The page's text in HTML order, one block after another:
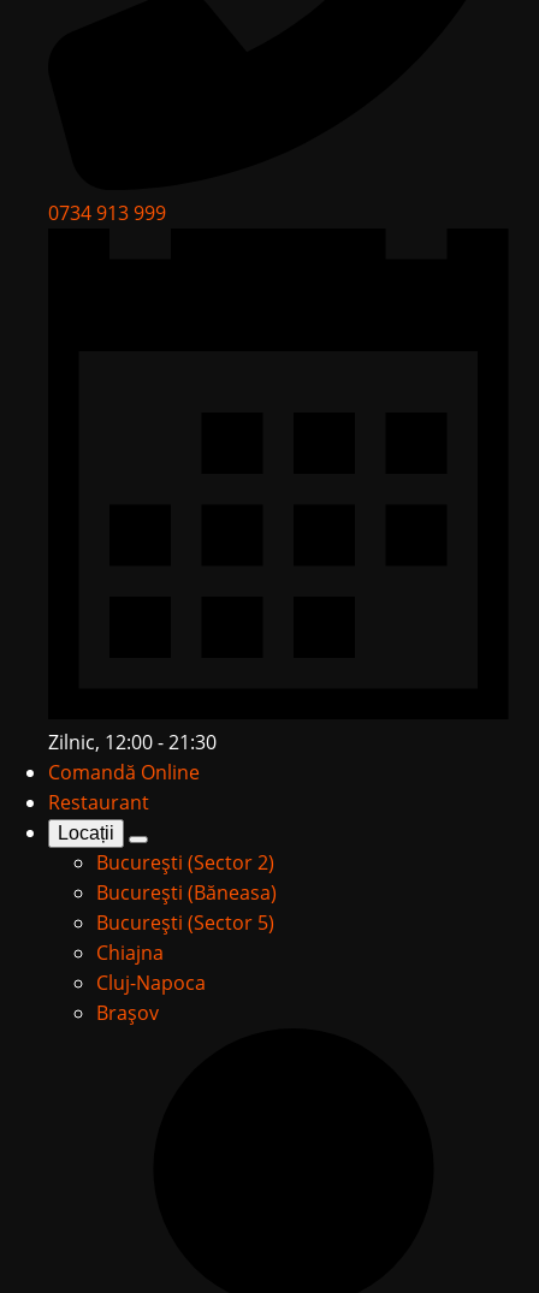
0734 913 999
Zilnic, 12:00 - 21:30
Comandă Online
Restaurant
Locații
București (Sector 2)
București (Băneasa)
București (Sector 5)
Chiajna
Cluj-Napoca
Brașov